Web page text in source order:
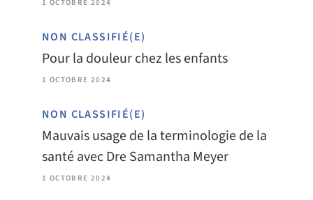
1 OCTOBRE 2024
NON CLASSIFIÉ(E)
Pour la douleur chez les enfants
1 OCTOBRE 2024
NON CLASSIFIÉ(E)
Mauvais usage de la terminologie de la
santé avec Dre Samantha Meyer
1 OCTOBRE 2024